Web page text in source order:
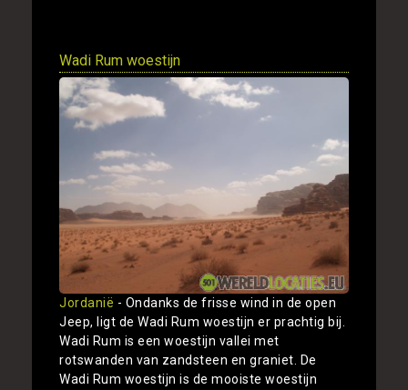
Wadi Rum woestijn
Jordanië - Ondanks de frisse wind in de open
Jeep, ligt de Wadi Rum woestijn er prachtig bij.
Wadi Rum is een woestijn vallei met
rotswanden van zandsteen en graniet. De
Wadi Rum woestijn is de mooiste woestijn